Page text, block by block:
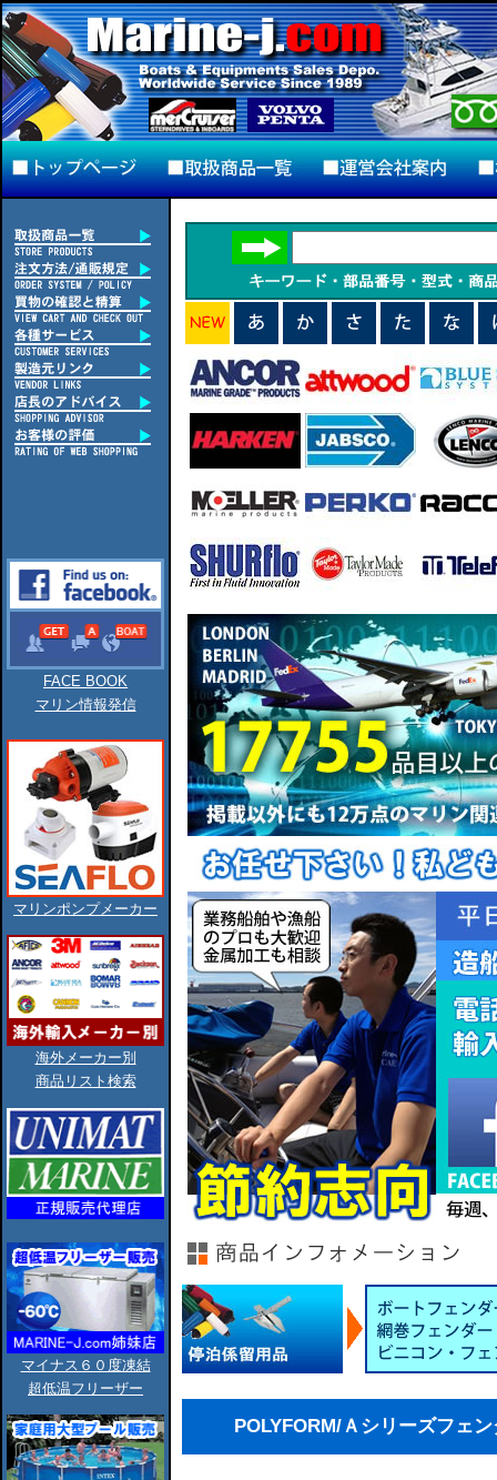
FACE BOOK
マリン情報発信
マリンポンプメーカー
海外メーカー別
商品リスト検索
マイナス６０度凍結
超低温フリーザー
POLYFORM/Ａシリーズフェ